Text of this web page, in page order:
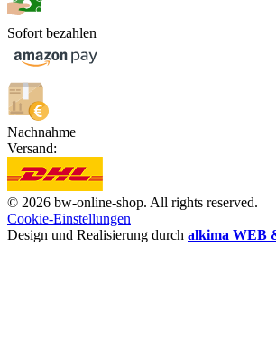
Sofort bezahlen
Nachnahme
Versand:
© 2026 bw-online-shop. All rights reserved.
Cookie-Einstellungen
Design und Realisierung durch alkima WEB